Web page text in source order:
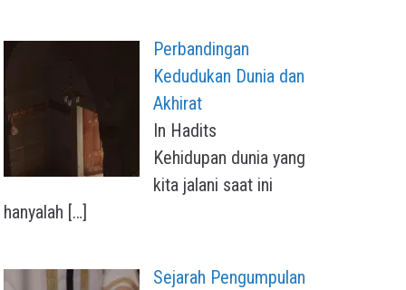
Perbandingan
Kedudukan Dunia dan
Akhirat
In Hadits
Kehidupan dunia yang
kita jalani saat ini
hanyalah […]
Sejarah Pengumpulan